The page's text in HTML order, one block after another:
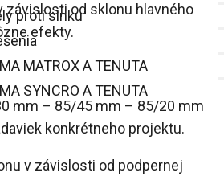
proti slnku
MATROX A TENUTA
SYNCRO A TENUTA
závislosti od sklonu hlavného
efekty.
mm – 85/45 mm – 85/20 mm
konkrétneho projektu.
v závislosti od podpernej